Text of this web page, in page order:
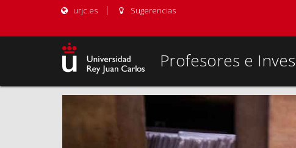
urjc.es Sugerencias
Profesores e